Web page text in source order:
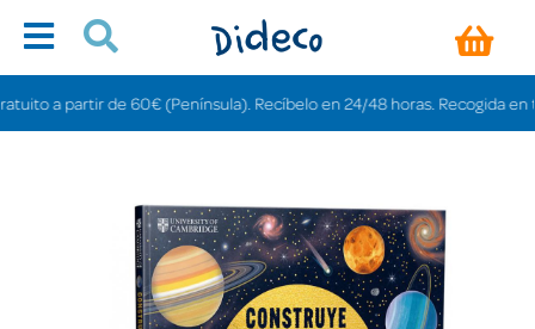
a partir de 60€ (Península). Recíbelo en 24/48 horas. Recogida en